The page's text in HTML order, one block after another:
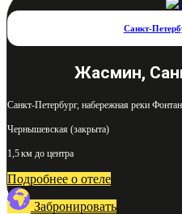
Санкт-
Жасмин,
Санкт-Петербург, набережная реки
Чернышевская (закрыта)
1,5 км до центра
Подробнее о отеле
Забронировать